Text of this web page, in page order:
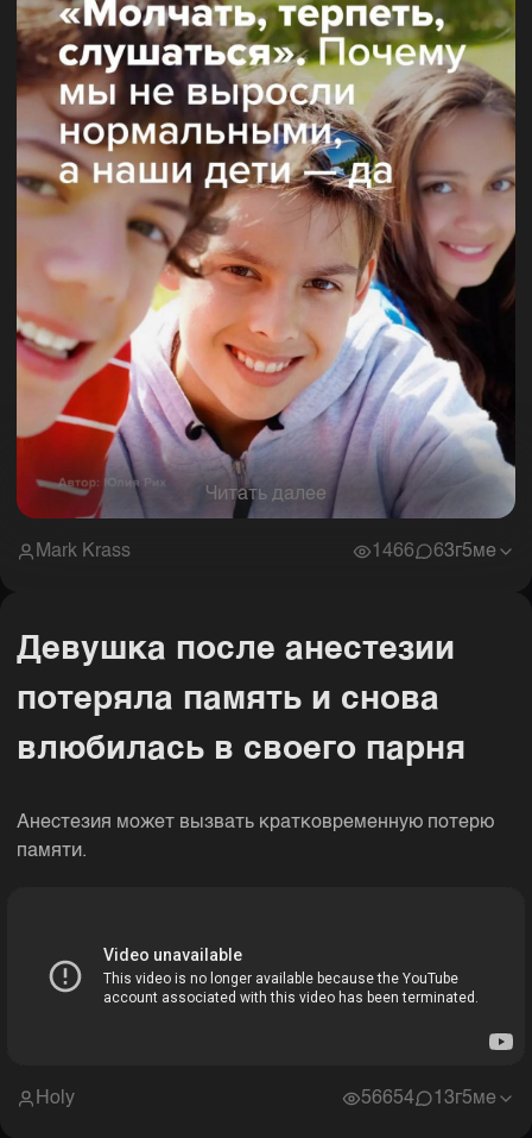
Читать далее
Mark Krass 1466 63г5ме
Девушка после анестезии
потеряла память и снова
влюбилась в своего парня
Анестезия может вызвать кратковременную потерю
памяти.
Holy 56654 13г5ме